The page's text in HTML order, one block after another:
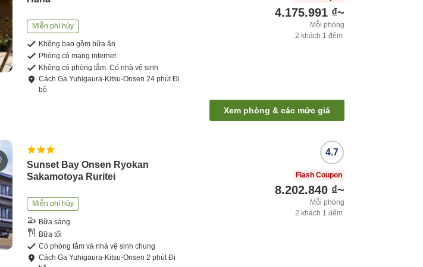
Miễn phí hủy
Không bao gồm bữa ăn
Phòng có mạng internet
Không có phòng tắm. Có nhà vệ sinh
CáchGa Yuhigaura-Kitsu-Onsen24 phútĐi
bộ
4.175.991 ₫~
Mỗi phòng
2 khách 1 đêm
Xem phòng & các mức giá
Sunset Bay Onsen Ryokan
Sakamotoya Ruritei
Miễn phí hủy
Bữa sáng
Bữa tối
Có phòng tắm và nhà vệ sinh chung
CáchGa Yuhigaura-Kitsu-Onsen2 phútĐi
4.7
Flash Coupon
8.202.840 ₫~
Mỗi phòng
2 khách 1 đêm